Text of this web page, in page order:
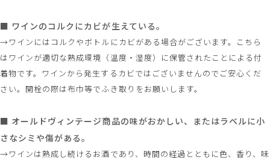
■ ワインのコルクにカビが生えている。
→ワインにはコルクやボトルにカビがある場合がございます。こちら
はワインが適切な熟成環境（温度・湿度）に保管されたことによる付
着物です。ワインから発生するカビではございませんのでご安心くだ
さい。開栓の際は布巾等でふき取りをお願いします。
■ オールドヴィンテージ商品の味がおかしい、またはラベルに小
さなシミや傷がある。
→ワインは熟成し続けるお酒であり、時間の経過とともに色、香り、味